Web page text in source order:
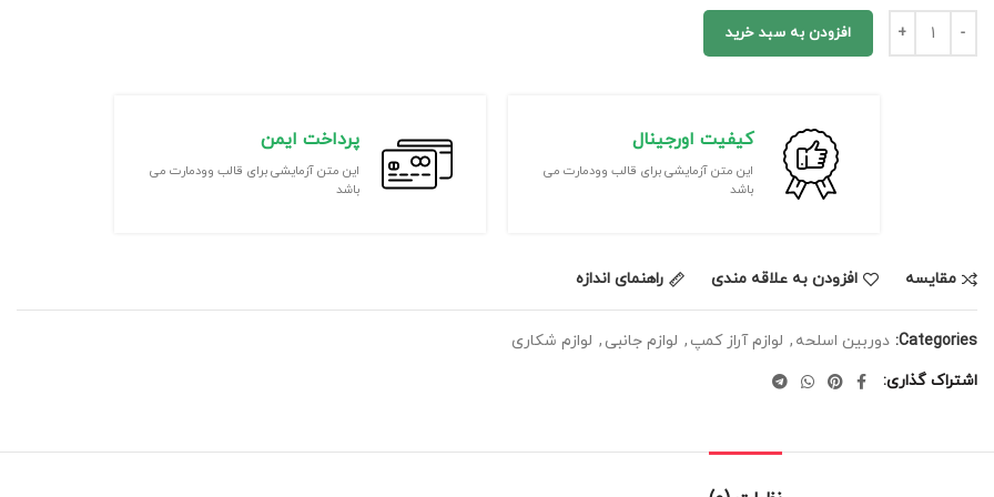
افزودن به سبد خرید
کیفیت اورجینال
این متن آزمایشی برای قالب وودمارت می
باشد
پرداخت ایمن
این متن آزمایشی برای قالب وودمارت می
باشد
مقایسه افزودن به علاقه مندی راهنمای اندازه
Categories: دوربین اسلحه , لوازم آراز کمپ , لوازم جانبی , لوازم شکاری
اشتراک گذاری